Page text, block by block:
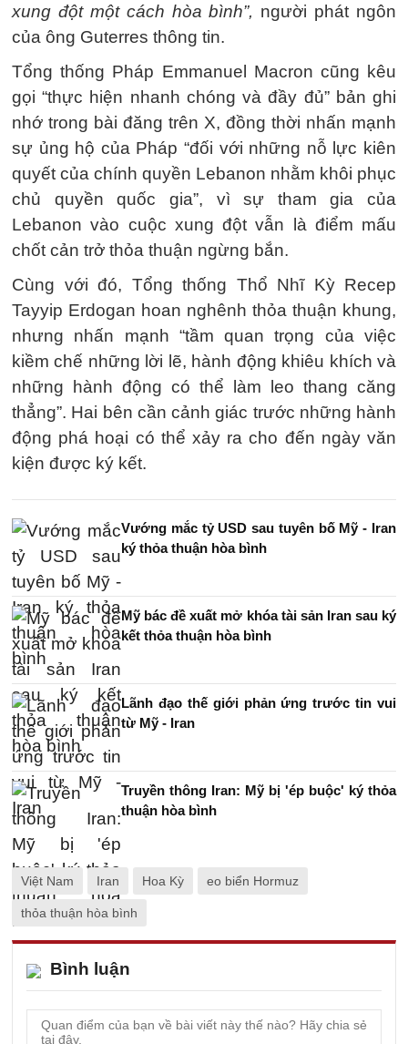
xung đột một cách hòa bình”, người phát ngôn
của ông Guterres thông tin.
Tổng thống Pháp Emmanuel Macron cũng kêu
gọi “thực hiện nhanh chóng và đầy đủ” bản ghi
nhớ trong bài đăng trên X, đồng thời nhấn mạnh
sự ủng hộ của Pháp “đối với những nỗ lực kiên
quyết của chính quyền Lebanon nhằm khôi phục
chủ quyền quốc gia”, vì sự tham gia của
Lebanon vào cuộc xung đột vẫn là điểm mấu
chốt cản trở thỏa thuận ngừng bắn.
Cùng với đó, Tổng thống Thổ Nhĩ Kỳ Recep
Tayyip Erdogan hoan nghênh thỏa thuận khung,
nhưng nhấn mạnh “tầm quan trọng của việc
kiềm chế những lời lẽ, hành động khiêu khích và
những hành động có thể làm leo thang căng
thẳng”. Hai bên cần cảnh giác trước những hành
động phá hoại có thể xảy ra cho đến ngày văn
kiện được ký kết.
Vướng mắc tỷ USD sau tuyên bố Mỹ - Iran
ký thỏa thuận hòa bình
Mỹ bác đề xuất mở khóa tài sản Iran sau ký
kết thỏa thuận hòa bình
Lãnh đạo thế giới phản ứng trước tin vui
từ Mỹ - Iran
Truyền thông Iran: Mỹ bị 'ép buộc' ký thỏa
thuận hòa bình
Việt Nam Iran Hoa Kỳ eo biển Hormuz
thỏa thuận hòa bình
Bình luận